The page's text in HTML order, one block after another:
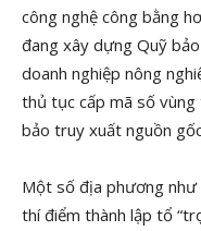
công nghệ công bằng
đang xây dựng Quỹ
doanh nghiệp nông
thủ tục cấp mã số
bảo truy xuất nguồn
Một số địa phương
thí điểm thành lập tổ